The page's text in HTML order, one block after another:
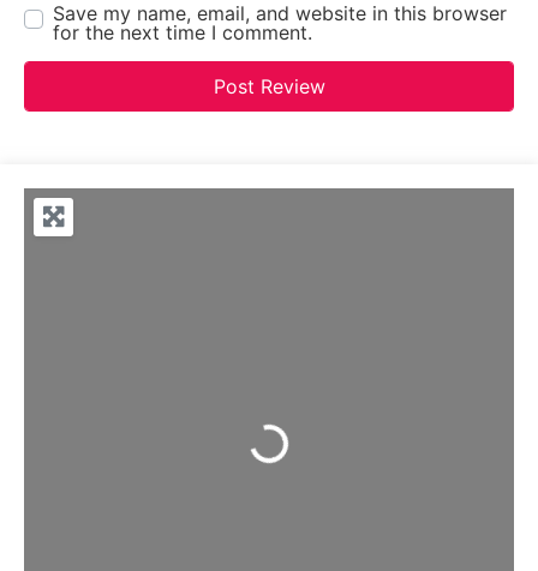
Save my name, email, and website in this browser
for the next time I comment.
Loading...